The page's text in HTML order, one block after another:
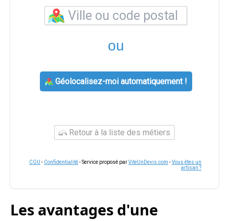
ou
Géolocalisez-moi automatiquement !
Retour à la liste des métiers
CGU - Confidentialité- Service proposé parViteUnDevis.com -Vous êtes un
artisan ?
Les avantages d'une